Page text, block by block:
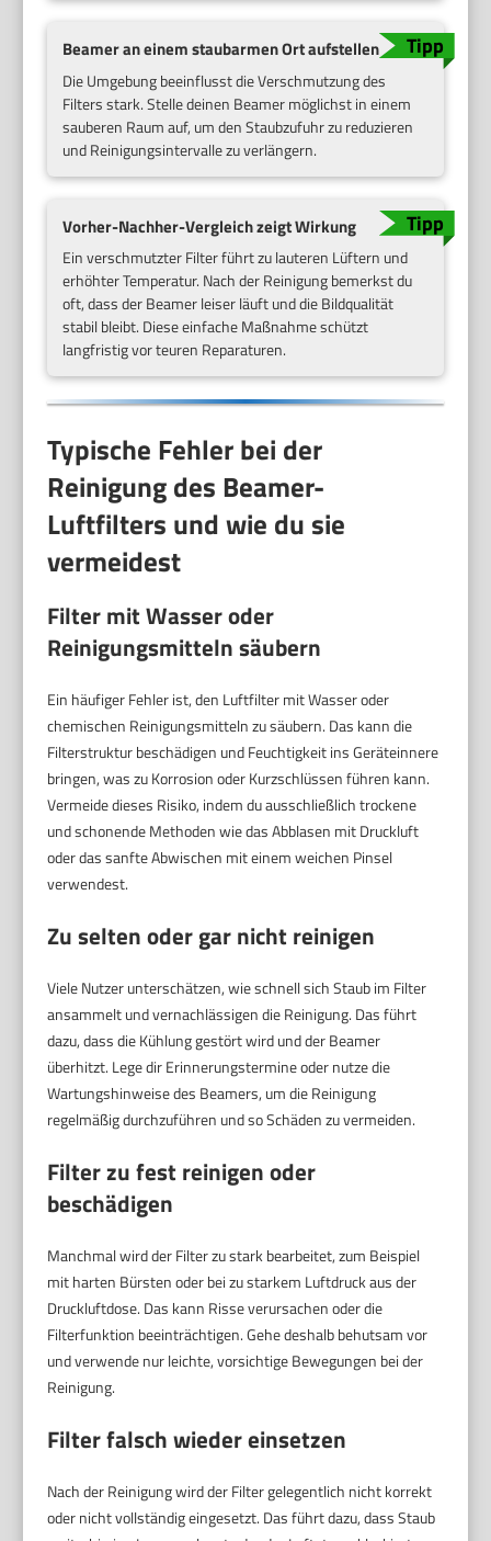
Beamer an einem staubarmen Ort aufstellen
Die Umgebung beeinflusst die Verschmutzung des
Filters stark. Stelle deinen Beamer möglichst in einem
sauberen Raum auf, um den Staubzufuhr zu reduzieren
und Reinigungsintervalle zu verlängern.
Vorher-Nachher-Vergleich zeigt Wirkung
Ein verschmutzter Filter führt zu lauteren Lüftern und
erhöhter Temperatur. Nach der Reinigung bemerkst du
oft, dass der Beamer leiser läuft und die Bildqualität
stabil bleibt. Diese einfache Maßnahme schützt
langfristig vor teuren Reparaturen.
Typische Fehler bei der
Reinigung des Beamer-
Luftfilters und wie du sie
vermeidest
Filter mit Wasser oder
Reinigungsmitteln säubern
Ein häufiger Fehler ist, den Luftfilter mit Wasser oder
chemischen Reinigungsmitteln zu säubern. Das kann die
Filterstruktur beschädigen und Feuchtigkeit ins Geräteinnere
bringen, was zu Korrosion oder Kurzschlüssen führen kann.
Vermeide dieses Risiko, indem du ausschließlich trockene
und schonende Methoden wie das Abblasen mit Druckluft
oder das sanfte Abwischen mit einem weichen Pinsel
verwendest.
Zu selten oder gar nicht reinigen
Viele Nutzer unterschätzen, wie schnell sich Staub im Filter
ansammelt und vernachlässigen die Reinigung. Das führt
dazu, dass die Kühlung gestört wird und der Beamer
überhitzt. Lege dir Erinnerungstermine oder nutze die
Wartungshinweise des Beamers, um die Reinigung
regelmäßig durchzuführen und so Schäden zu vermeiden.
Filter zu fest reinigen oder
beschädigen
Manchmal wird der Filter zu stark bearbeitet, zum Beispiel
mit harten Bürsten oder bei zu starkem Luftdruck aus der
Druckluftdose. Das kann Risse verursachen oder die
Filterfunktion beeinträchtigen. Gehe deshalb behutsam vor
und verwende nur leichte, vorsichtige Bewegungen bei der
Reinigung.
Filter falsch wieder einsetzen
Nach der Reinigung wird der Filter gelegentlich nicht korrekt
oder nicht vollständig eingesetzt. Das führt dazu, dass Staub